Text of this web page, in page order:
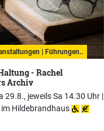
| Führungen..
- Rachel
Archiv
29.8., jeweils Sa 14.30 Uhr |
Hildebrandhaus